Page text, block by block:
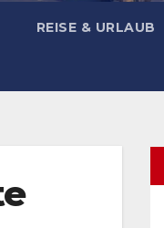
REISE & URLAUB